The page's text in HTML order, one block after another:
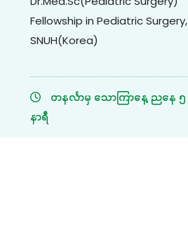
Fellowship in Pediatric Surgery,
SNUH(Korea)
တနင်္လာမှ သောကြာနေ့ ညနေ ၅
နာရီ